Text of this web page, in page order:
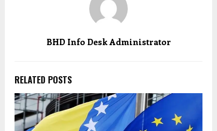
BHD Info Desk Administrator
RELATED POSTS